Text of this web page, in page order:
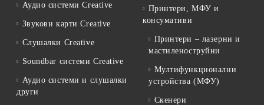
Аудио системи Creative
Звукови карти Creative
Слушалки Creative
Soundbar системи Creative
Аудио системи и слушалки
други
Принтери, МФУ и
консумативи
Принтери – лазерни и
мастиленоструйни
Мултифункционални
устройства (МФУ)
Скенери